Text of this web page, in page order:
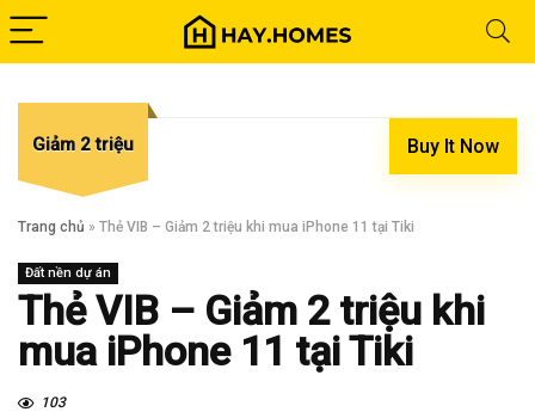
Giảm 2 triệu Buy It Now
Trang chủ » Thẻ VIB – Giảm 2 triệu khi mua iPhone 11 tại Tiki
Đất nền dự án
Thẻ VIB – Giảm 2 triệu khi
mua iPhone 11 tại Tiki
103